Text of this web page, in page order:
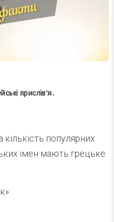
прислів'я.
популярних
імен мають грецьке